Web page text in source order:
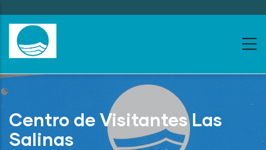
to
main
content
Centro de Visitantes Las
Salinas